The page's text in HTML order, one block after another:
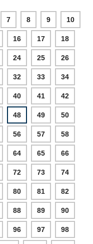
7 8 9 10
16 17 18
24 25 26
32 33 34
40 41 42
48 49 50
56 57 58
64 65 66
72 73 74
80 81 82
88 89 90
96 97 98